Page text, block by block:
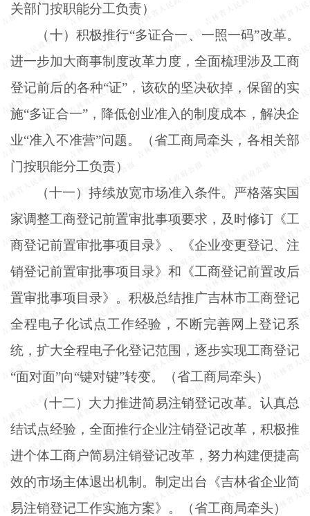
关部门按职能分工负责）
（十）积极推行“多证合一、一照一码”改革。
进一步加大商事制度改革力度，全面梳理涉及工商
登记前后的各种“证”，该砍的坚决砍掉，保留的实
施“多证合一”，降低创业准入的制度成本，解决企
业“准入不准营”问题。（省工商局牵头，各相关部
门按职能分工负责）
（十一）持续放宽市场准入条件。严格落实国
家调整工商登记前置审批事项要求，及时修订《工
商登记前置审批事项目录》、《企业变更登记、注
销登记前置审批事项目录》和《工商登记前置改后
置审批事项目录》。积极总结推广吉林市工商登记
全程电子化试点工作经验，不断完善网上登记系
统，扩大全程电子化登记范围，逐步实现工商登记
“面对面”向“键对键”转变。（省工商局牵头）
（十二）大力推进简易注销登记改革。认真总
结试点经验，全面推行企业注销登记改革，积极推
进个体工商户简易注销登记改革，努力构建便捷高
效的市场主体退出机制。制定出台《吉林省企业简
易注销登记工作实施方案》。（省工商局牵头）